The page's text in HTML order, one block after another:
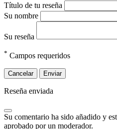
Título de tu reseña
Su nombre
Su reseña
* Campos requeridos
Cancelar Enviar
Reseña enviada
Su comentario ha sido añadido y
aprobado por un moderador.